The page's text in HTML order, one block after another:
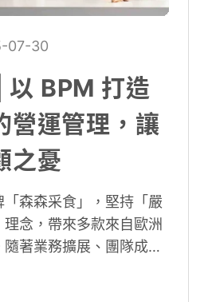
07-30
以 BPM 打造
營運管理，讓
之憂
森森采食」，堅持「嚴
念，帶來多款來自歐洲
著業務擴展、團隊成
問題頻傳。森森貿易最